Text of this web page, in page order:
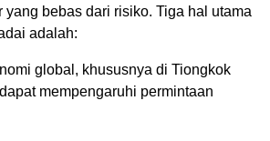
yang bebas dari risiko. Tiga hal utama
adalah:
global, khususnya di Tiongkok
mempengaruhi permintaan